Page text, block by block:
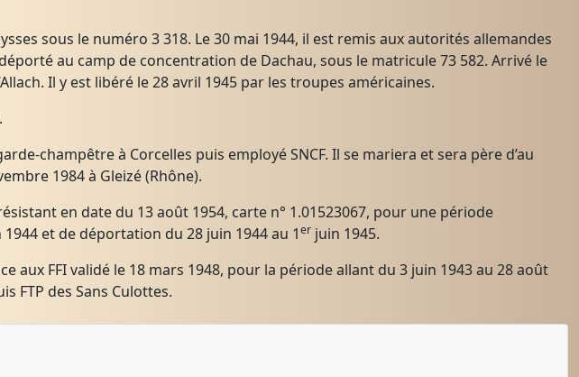
sous le numéro 3 318. Le 30 mai 1944, il est remis aux autorités allemandes
au camp de concentration de Dachau, sous le matricule 73 582. Arrivé le
Il y est libéré le 28 avril 1945 par les troupes américaines.
champêtre à Corcelles puis employé SNCF. Il se mariera et sera père d’au
1984 à Gleizé (Rhône).
en date du 13 août 1954, carte n° 1.01523067, pour une période
et de déportation du 28 juin 1944 au 1er juin 1945.
aux FFI validé le 18 mars 1948, pour la période allant du 3 juin 1943 au 28 août
FTP des Sans Culottes.